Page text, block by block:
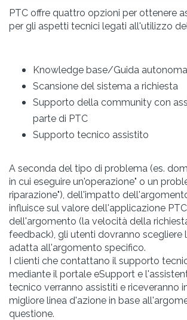
PTC offre quattro opzioni per ottenere
per gli aspetti tecnici legati all'utilizzo
Knowledge base/Guida autonoma
Scansione del sistema a richiesta
Supporto della community con
parte di PTC
Supporto tecnico assistito
A seconda del tipo di problema (es.
in cui eseguire un'operazione" o un
riparazione"), dell'impatto
influisce sul valore dell'applicazione
dell'argomento (la velocità della
feedback), gli utenti dovranno scegliere
adatta all'argomento specifico.
I clienti che contattano il supporto
mediante il portale eSupport e
tecnico verranno assistiti e riceveranno
migliore linea d'azione in base
questione.